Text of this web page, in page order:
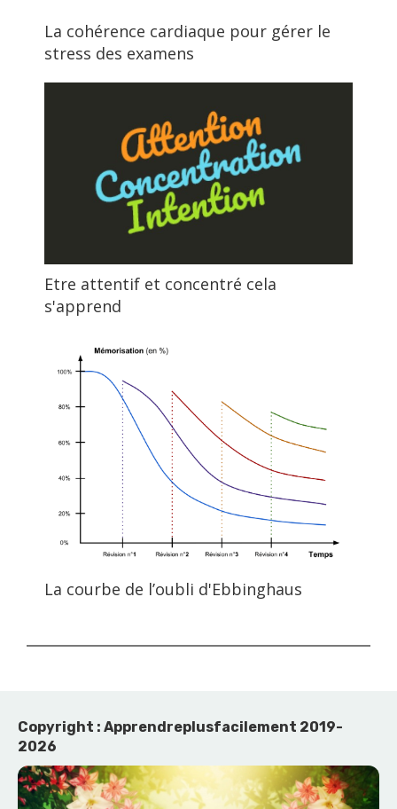
La cohérence cardiaque pour gérer le
stress des examens
Etre attentif et concentré cela
s'apprend
La courbe de l’oubli d'Ebbinghaus
Copyright : Apprendreplusfacilement 2019-
2026